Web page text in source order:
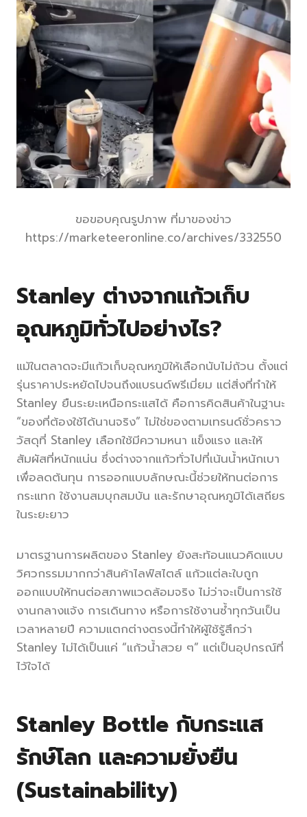
ขอขอบคุณรูปภาพ ที่มาของข่าว
https://marketeeronline.co/archives/332550
Stanley ต่างจากแก้วเก็บ
อุณหภูมิทั่วไปอย่างไร?
แม้ในตลาดจะมีแก้วเก็บอุณหภูมิให้เลือกนับไม่ถ้วน ตั้งแต่
รุ่นราคาประหยัดไปจนถึงแบรนด์พรีเมี่ยม แต่สิ่งที่ทำให้
Stanley ยืนระยะเหนือกระแสได้ คือการคิดสินค้าในฐานะ
“ของที่ต้องใช้ได้นานจริง” ไม่ใช่ของตามเทรนด์ชั่วคราว
วัสดุที่ Stanley เลือกใช้มีความหนา แข็งแรง และให้
สัมผัสที่หนักแน่น ซึ่งต่างจากแก้วทั่วไปที่เน้นน้ำหนักเบา
เพื่อลดต้นทุน การออกแบบลักษณะนี้ช่วยให้ทนต่อการ
กระแทก ใช้งานสมบุกสมบัน และรักษาอุณหภูมิได้เสถียร
ในระยะยาว
มาตรฐานการผลิตของ Stanley ยังสะท้อนแนวคิดแบบ
วิศวกรรมมากกว่าสินค้าไลฟ์สไตล์ แก้วแต่ละใบถูก
ออกแบบให้ทนต่อสภาพแวดล้อมจริง ไม่ว่าจะเป็นการใช้
งานกลางแจ้ง การเดินทาง หรือการใช้งานซ้ำทุกวันเป็น
เวลาหลายปี ความแตกต่างตรงนี้ทำให้ผู้ใช้รู้สึกว่า
Stanley ไม่ได้เป็นแค่ “แก้วน้ำสวย ๆ” แต่เป็นอุปกรณ์ที่
ไว้ใจได้
Stanley Bottle กับกระแส
รักษ์โลก และความยั่งยืน
(Sustainability)